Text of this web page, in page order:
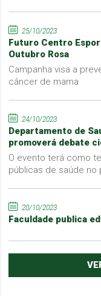
25/10/2023
Futuro Centro
Outubro Rosa
Campanha visa a
câncer de mama
24/10/2023
Departamento de
promoverá debate
O evento terá como
públicas de saúde no
20/10/2023
Faculdade publica